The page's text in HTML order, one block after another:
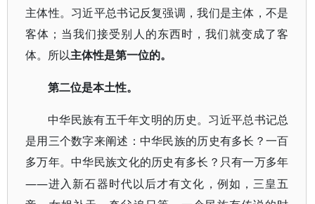
主体性。习近平总书记反复强调，我们是主体，不是
客体；当我们接受别人的东西时，我们就变成了客
体。所以主体性是第一位的。
第二位是本土性。
中华民族有五千年文明的历史。习近平总书记总
是用三个数字来阐述：中华民族的历史有多长？一百
多万年。中华民族文化的历史有多长？只有一万多年
——进入新石器时代以后才有文化，例如，三皇五